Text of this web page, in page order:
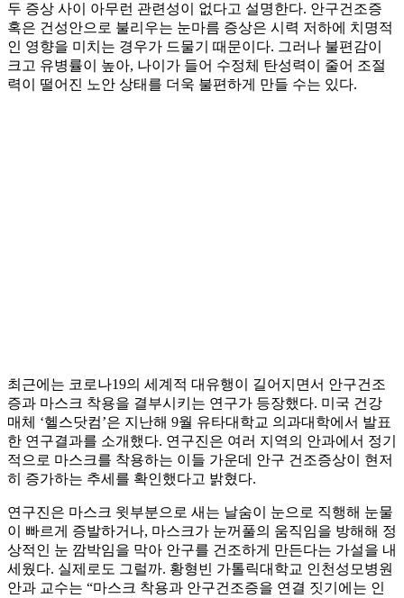
두 증상 사이 아무런 관련성이 없다고 설명한다. 안구건조증
혹은 건성안으로 불리우는 눈마름 증상은 시력 저하에 치명적
인 영향을 미치는 경우가 드물기 때문이다. 그러나 불편감이
크고 유병률이 높아, 나이가 들어 수정체 탄성력이 줄어 조절
력이 떨어진 노안 상태를 더욱 불편하게 만들 수는 있다.
최근에는 코로나19의 세계적 대유행이 길어지면서 안구건조
증과 마스크 착용을 결부시키는 연구가 등장했다. 미국 건강
매체 ‘헬스닷컴’은 지난해 9월 유타대학교 의과대학에서 발표
한 연구결과를 소개했다. 연구진은 여러 지역의 안과에서 정기
적으로 마스크를 착용하는 이들 가운데 안구 건조증상이 현저
히 증가하는 추세를 확인했다고 밝혔다.
연구진은 마스크 윗부분으로 새는 날숨이 눈으로 직행해 눈물
이 빠르게 증발하거나, 마스크가 눈꺼풀의 움직임을 방해해 정
상적인 눈 깜박임을 막아 안구를 건조하게 만든다는 가설을 내
세웠다. 실제로도 그럴까. 황형빈 가톨릭대학교 인천성모병원
안과 교수는 “마스크 착용과 안구건조증을 연결 짓기에는 인